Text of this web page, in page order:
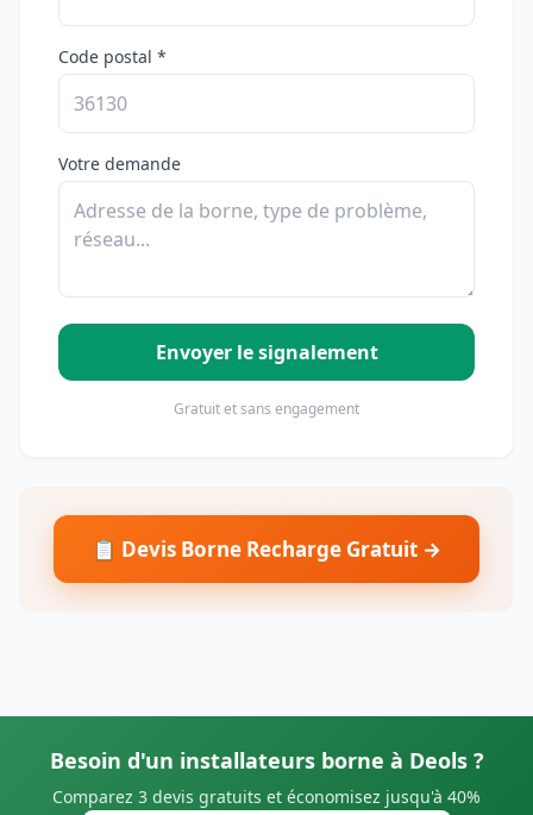
Code postal *
Votre demande
Envoyer le signalement
Gratuit et sans engagement
📋 Devis Borne Recharge Gratuit →
Besoin d'un installateurs borne à Deols ?
Comparez 3 devis gratuits et économisez jusqu'à 40%